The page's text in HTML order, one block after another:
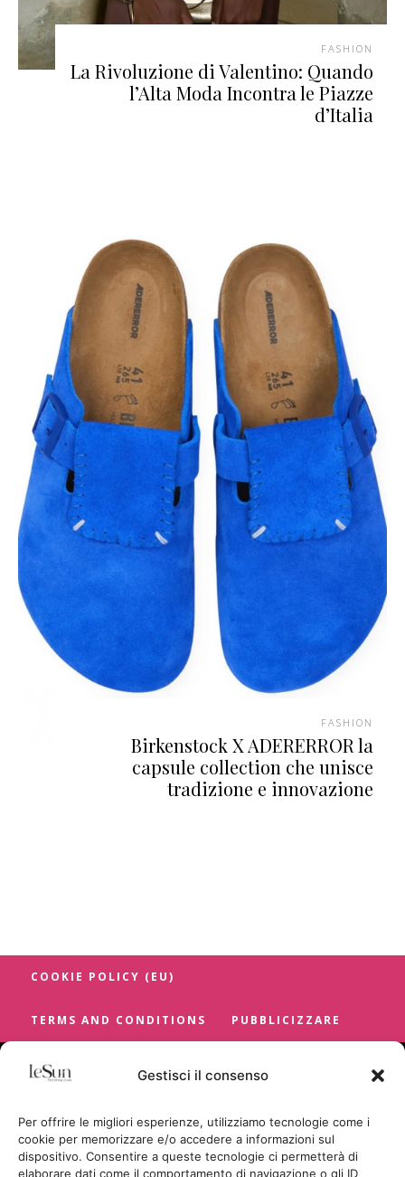
Gestisci il consenso
Per offrire le migliori esperienze, utilizziamo tecnologie come i
cookie per memorizzare e/o accedere a informazioni sul
dispositivo. Consentire a queste tecnologie ci permetterà di
elaborare dati come il comportamento di navigazione o gli ID
FASHION
La Rivoluzione di Valentino: Quando
l’Alta Moda Incontra le Piazze
d’Italia
FASHION
Birkenstock X ADERERROR la
capsule collection che unisce
tradizione e innovazione
COOKIE POLICY (EU)
TERMS AND CONDITIONS PUBBLICIZZARE